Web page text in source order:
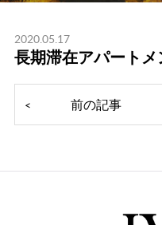
2020.05.17
長期滞在アパートメ